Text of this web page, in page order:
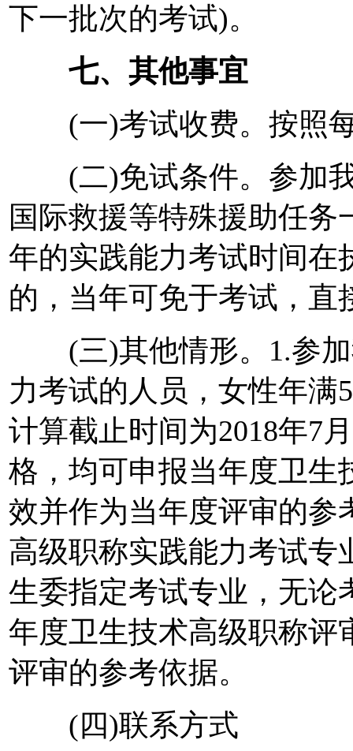
下一批次的考试)。
七、其他事宜
(一)考试收费。按照每
(二)免试条件。参加我
国际救援等特殊援助任
年的实践能力考试时间在
的，当年可免于考试，直
(三)其他情形。1.参加
力考试的人员，女性年满
计算截止时间为2018年7
格，均可申报当年度卫生
效并作为当年度评审的参
高级职称实践能力考试专
生委指定考试专业，无论
年度卫生技术高级职称评
评审的参考依据。
(四)联系方式